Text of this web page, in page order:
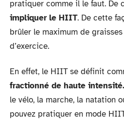
pratiquer comme il le faut. De
impliquer le HIIT. De cette
brûler le maximum de
d’exercice.
En effet, le HIIT se définit
fractionné de haute intensité.
le vélo, la marche, la natation
pouvez pratiquer en mode